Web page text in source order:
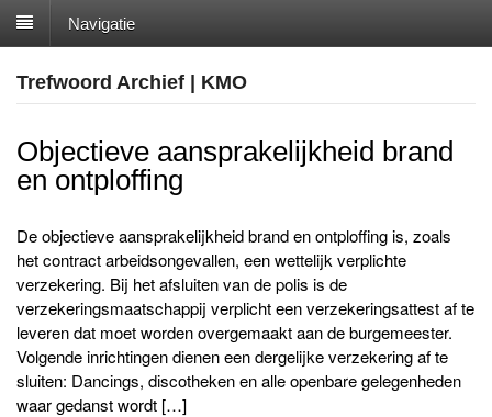
Navigatie
Trefwoord Archief | KMO
Objectieve aansprakelijkheid brand
en ontploffing
De objectieve aansprakelijkheid brand en ontploffing is, zoals
het contract arbeidsongevallen, een wettelijk verplichte
verzekering. Bij het afsluiten van de polis is de
verzekeringsmaatschappij verplicht een verzekeringsattest af te
leveren dat moet worden overgemaakt aan de burgemeester.
Volgende inrichtingen dienen een dergelijke verzekering af te
sluiten: Dancings, discotheken en alle openbare gelegenheden
waar gedanst wordt […]